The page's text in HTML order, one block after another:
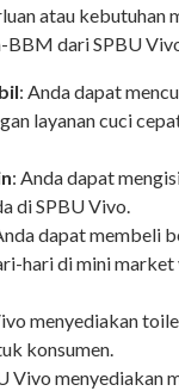
atau kebutuhan
dari SPBU
: Anda dapat
layanan cuci
: Anda dapat
di SPBU Vivo.
dapat membeli
hari di mini market
menyediakan
konsumen.
Vivo menyediakan